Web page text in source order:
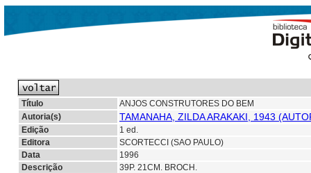
Título
ANJOS CONSTRUTORES DO BEM
Autoria(s)
TAMANAHA, ZILDA ARAKAKI, 1943
Edição
1 ed.
Editora
SCORTECCI (SAO PAULO)
Data
1996
Descrição
39P. 21CM. BROCH.